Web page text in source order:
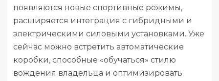
появляются новые спортивные режимы,
расширяется интеграция с гибридными и
электрическими силовыми установками. Уже
сейчас можно встретить автоматические
коробки, способные «обучаться» стилю
вождения владельца и оптимизировать